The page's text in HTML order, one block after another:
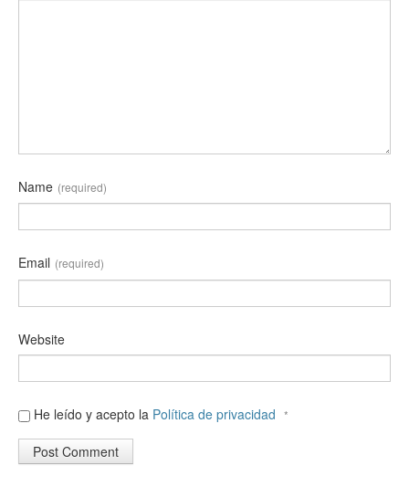
Name (required)
Email (required)
Website
He leído y acepto la Política de privacidad *